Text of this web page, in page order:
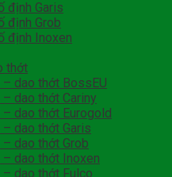
định Garis
định Grob
định Inoxen
thớt
– dao thớt BossEU
– dao thớt Cariny
– dao thớt Eurogold
– dao thớt Garis
– dao thớt Grob
– dao thớt Inoxen
– dao thớt Fulco